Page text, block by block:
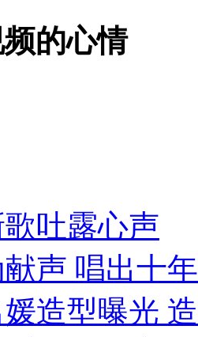
痛下狠手拳打脚踢
的心情
吐露心声
声 唱出十
造型曝光